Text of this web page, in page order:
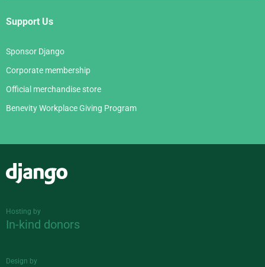
Support Us
Sponsor Django
Corporate membership
Official merchandise store
Benevity Workplace Giving Program
Hosting by
In-kind donors
Design by